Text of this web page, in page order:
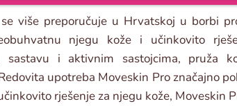
više preporučuje u Hrvatskoj u borbi
njegu kože i učinkovito
sastavu i aktivnim sastojcima, pruža
upotreba Moveskin Pro značajno
rješenje za njegu kože, Moveskin